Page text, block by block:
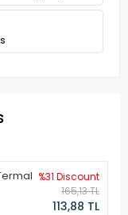
%31 Discount
165,13 TL
113,88 TL